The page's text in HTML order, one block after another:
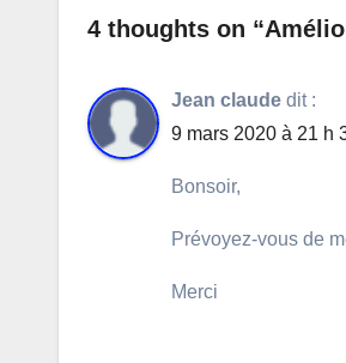
4 thoughts on
Jean claude dit :
9 mars 2020 à 21 h
Bonsoir,
Prévoyez-vous de
Merci